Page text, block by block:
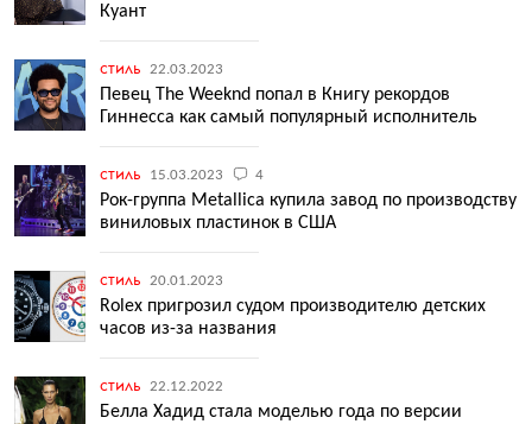
Куант
стиль 22.03.2023
Певец The Weeknd попал в Книгу рекордов
Гиннесса как самый популярный исполнитель
стиль 15.03.2023 4
Рок-группа Metallica купила завод по производству
виниловых пластинок в США
стиль 20.01.2023
Rolex пригрозил судом производителю детских
часов из-за названия
стиль 22.12.2022
Белла Хадид стала моделью года по версии